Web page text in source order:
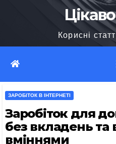
Корисні
ЗАРОБІТОК В ІНТЕРНЕТІ
Заробіток для
без вкладень та
вміннями